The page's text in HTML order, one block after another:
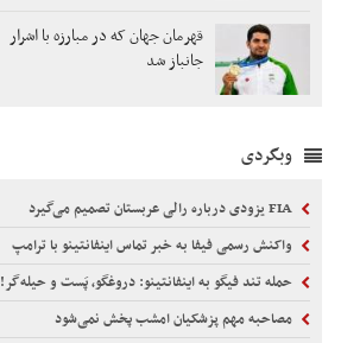
قهرمان جهان که در مبارزه با اشرار
جانباز شد
وبگردی
واکنش رسمی فیفا به خبر تماس اینفانتینو با ترامپ
حمله تند فیگو به اینفانتینو: دروغگو، پَست‌ و حیله‌گر!
مصاحبه مهم پزشکیان امشب پخش نمی‌شود